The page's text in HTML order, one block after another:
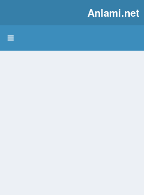
Anlami.net
Bulmaca